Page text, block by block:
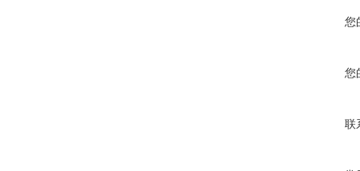
您
您
联